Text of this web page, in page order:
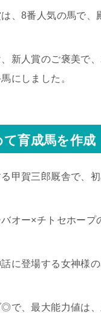
、8番人気の馬で、
新人賞のご褒美で
にしました。
て育成馬を作成
甲賀三郎厩舎で、
オー×チトセホープ
に登場する女神様の
で、最大能力値は、